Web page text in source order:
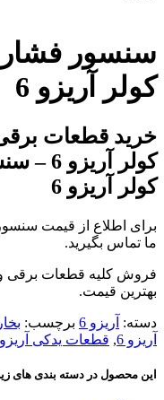
سنسور
کولر آریزو 6
خرید قطعات
کولر
کولر آریزو 6
ما تماس بگیرید.
بهترین قیمت.
دسته: آریزو 6 برچسب:
آریزو 6
, قطعات یدکی آریزو 6
این محصول در دسته بندی های